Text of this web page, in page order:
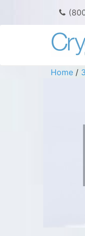
Home /